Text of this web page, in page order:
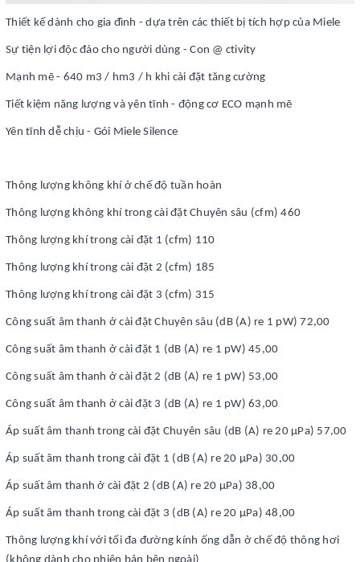
Thiết kế dành cho gia đình - dựa trên các thiết bị tích hợp của Miele
Sự tiện lợi độc đáo cho người dùng - Con @ ctivity
Mạnh mẽ - 640 m3 / hm3 / h khi cài đặt tăng cường
Tiết kiệm năng lượng và yên tĩnh - động cơ ECO mạnh mẽ
Yên tĩnh dễ chịu - Gói Miele Silence
Thông lượng không khí ở chế độ tuần hoàn
Thông lượng không khí trong cài đặt Chuyên sâu (cfm) 460
Thông lượng khí trong cài đặt 1 (cfm) 110
Thông lượng khí trong cài đặt 2 (cfm) 185
Thông lượng khí trong cài đặt 3 (cfm) 315
Công suất âm thanh ở cài đặt Chuyên sâu (dB (A) re 1 pW) 72,00
Công suất âm thanh ở cài đặt 1 (dB (A) re 1 pW) 45,00
Công suất âm thanh ở cài đặt 2 (dB (A) re 1 pW) 53,00
Công suất âm thanh ở cài đặt 3 (dB (A) re 1 pW) 63,00
Áp suất âm thanh trong cài đặt Chuyên sâu (dB (A) re 20 µPa) 57,00
Áp suất âm thanh trong cài đặt 1 (dB (A) re 20 µPa) 30,00
Áp suất âm thanh ở cài đặt 2 (dB (A) re 20 µPa) 38,00
Áp suất âm thanh trong cài đặt 3 (dB (A) re 20 µPa) 48,00
Thông lượng khí với tối đa đường kính ống dẫn ở chế độ thông hơi